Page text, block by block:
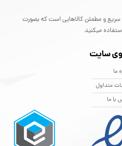
سریع و مطمئن کالاهایی است که بصورت
میکنید
سایت
ما
متداول
با ما